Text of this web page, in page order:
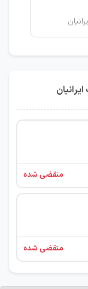
منقضی شده
منقضی شده